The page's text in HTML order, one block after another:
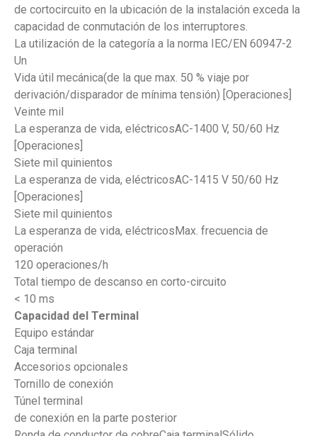
de cortocircuito en la ubicación de la instalación exceda la
capacidad de conmutación de los interruptores.
La utilización de la categoría a la norma IEC/EN 60947-2
Un
Vida útil mecánica(de la que max. 50 % viaje por
derivación/disparador de mínima tensión) [Operaciones]
Veinte mil
La esperanza de vida, eléctricosAC-1400 V, 50/60 Hz
[Operaciones]
Siete mil quinientos
La esperanza de vida, eléctricosAC-1415 V 50/60 Hz
[Operaciones]
Siete mil quinientos
La esperanza de vida, eléctricosMax. frecuencia de
operación
120 operaciones/h
Total tiempo de descanso en corto-circuito
< 10 ms
Capacidad del Terminal
Equipo estándar
Caja terminal
Accesorios opcionales
Tornillo de conexión
Túnel terminal
de conexión en la parte posterior